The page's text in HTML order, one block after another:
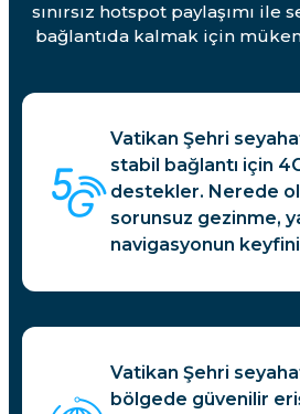
sınırsız hotspot paylaşımı ile
bağlantıda kalmak için
Vatikan Şehri seyahat
stabil bağlantı için
destekler. Nerede
sorunsuz gezinme,
navigasyonun
Vatikan Şehri
bölgede güvenilir